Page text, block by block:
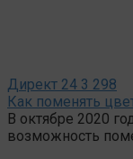
Директ 24 3 298
Как поменять
В октябре 2020
возможность